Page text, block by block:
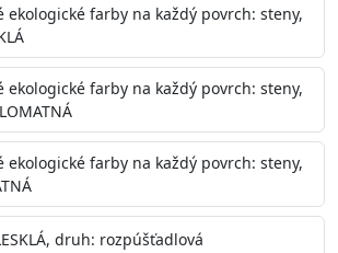
operačné
priestory, detské izby, školy,
a samozrejme je
priestorov. Je plne umývateľná
13300) pri
vodných pár z natretých
kryciu schopnosť,
a výborný rozliv. Je možné ju tónovať v
farby na každý povrch: steny,
farby na každý povrch: steny,
farby na každý povrch: steny,
druh: rozpúšťadlová